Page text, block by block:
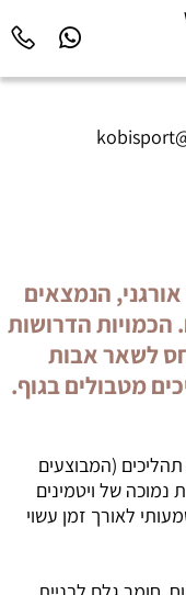
הנמצאים
הכמויות הדרושות
לשאר אבות
מטבולים בגוף.
תהליכים (המבוצעים
נמוכה של ויטמינים
לאורך זמן עשוי